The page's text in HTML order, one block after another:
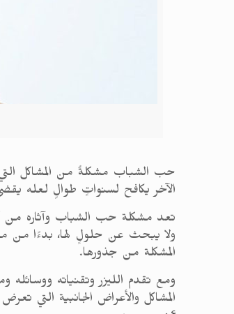
حب الشباب مشكلةٌ من المشاكل
الآخر يكافح لسنواتٍ طوالٍ لعله
تعد مشكلة حب الشباب وآثاره من
ولا يبحث عن حلولٍ لها، بدءًا من
المشكلة من جذورها.
ومع تقدم الليزر وتقنياته
المشاكل والأعراض الجانبية التي